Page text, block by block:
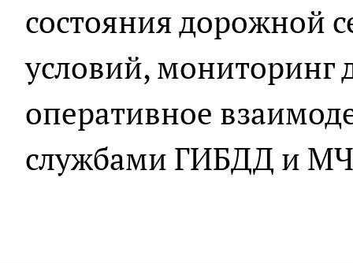
состояния дорожной
условий, мониторинг
оперативное
службами ГИБДД и